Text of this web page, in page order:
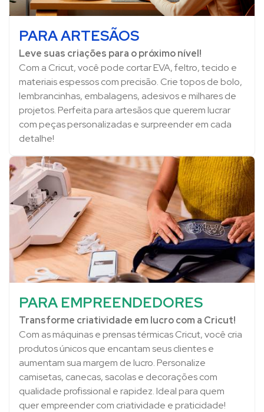
PARA ARTESÃOS
Leve suas criações para o próximo nível!
Com a Cricut, você pode cortar EVA, feltro, tecido e
materiais espessos com precisão. Crie topos de bolo,
lembrancinhas, embalagens, adesivos e milhares de
projetos. Perfeita para artesãos que querem lucrar
com peças personalizadas e surpreender em cada
detalhe!
PARA EMPREENDEDORES
Transforme criatividade em lucro com a Cricut!
Com as máquinas e prensas térmicas Cricut, você cria
produtos únicos que encantam seus clientes e
aumentam sua margem de lucro. Personalize
camisetas, canecas, sacolas e decorações com
qualidade profissional e rapidez. Ideal para quem
quer empreender com criatividade e praticidade!